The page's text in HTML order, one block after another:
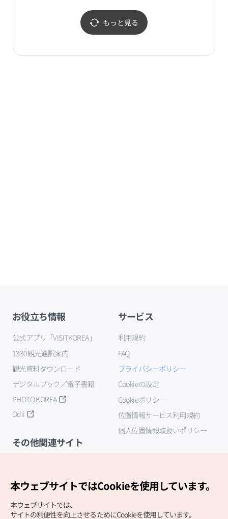
もっと見る
お役立ち情報
公式アプリ「VISITKOREA」
1330観光通訳案内
観光資料ダウンロード
デジタルブック／電子書籍
PHOTO KOREA
Odii
サービス
利用規約
FAQ
プライバシーポリシー
Cookieの設定
Cookieポリシー
位置情報サービス利用規約
個人位置情報取扱いポリシー
その他関連サイト
本ウェブサイトではCookieを使用しています。
本ウェブサイトでは、
サイトの利便性を向上させるためにCookieを使用しています。